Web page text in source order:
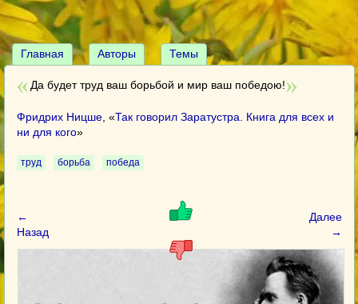
Главная Авторы Темы
Да будет труд ваш борьбой и мир ваш победою!
Фридрих Ницше , «Так говорил Заратустра. Книга для всех и
ни для кого»
труд борьба победа
←
Назад
Далее
→